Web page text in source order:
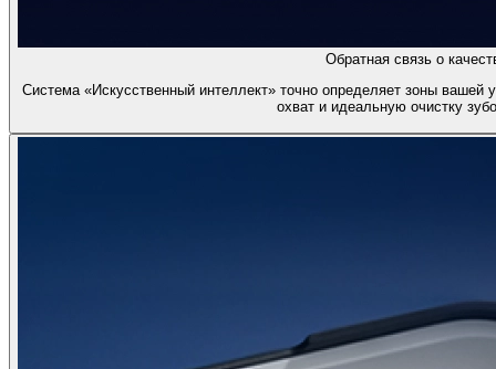
Обратная связь о
Система «Искусственный интеллект» точно определяет зоны
охват и идеальную очистку